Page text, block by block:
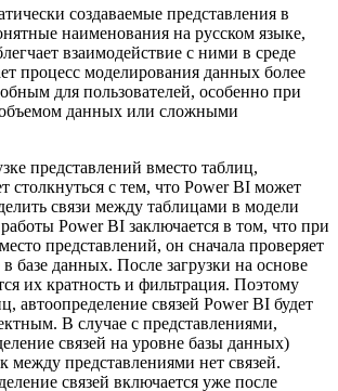
создаваемые представления в
наименования на русском языке,
взаимодействие с ними в среде
процесс моделирования данных более
для пользователей, особенно при
данных или сложными
представлений вместо таблиц,
столкнуться с тем, что Power BI может
связи между таблицами в модели
Power BI заключается в том, что при
представлений, он сначала проверяет
базе данных. После загрузки на основе
их кратность и фильтрация. Поэтому
автоопределение связей Power BI будет
В случае с представлениями,
связей на уровне базы данных)
между представлениями нет связей.
связей включается уже после